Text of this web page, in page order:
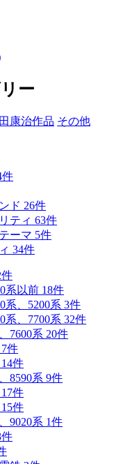
ー
康治作品 その他
件
ド 26件
ティ 63件
ーマ 5件
34件
件
系以前 18件
系、5200系 3件
系、7700系 32件
7600系 20件
7件
14件
8590系 9件
17件
15件
9020系 1件
件